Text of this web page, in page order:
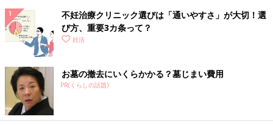
不妊治療クリニック選びは「通いやすさ」が大切！選
び方、重要3カ条って？
妊活
お墓の撤去にいくらかかる？墓じまい費用
PR(くらしの話題)